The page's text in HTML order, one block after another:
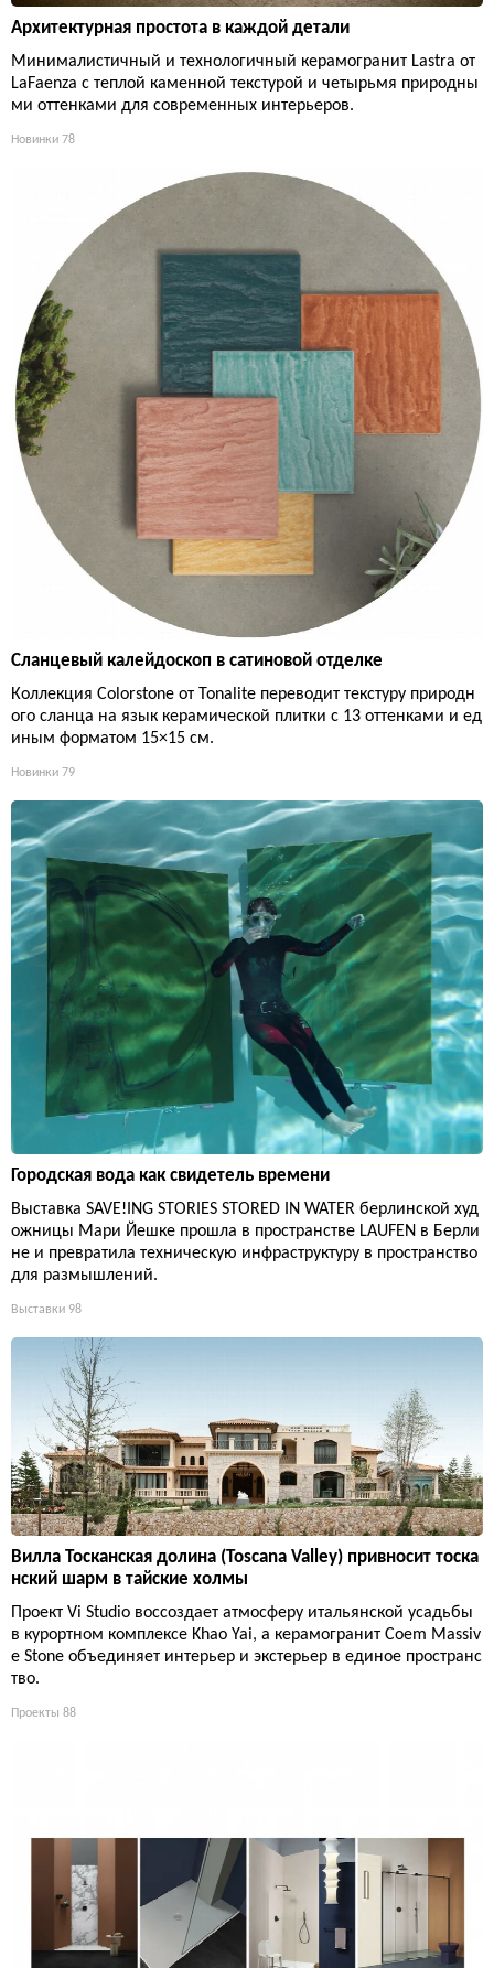
Архитектурная простота в каждой детали
Минималистичный и технологичный керамогранит Lastra от
LaFaenza с теплой каменной текстурой и четырьмя природны
ми оттенками для современных интерьеров.
Новинки 78
Сланцевый калейдоскоп в сатиновой отделке
Коллекция Colorstone от Tonalite переводит текстуру природн
ого сланца на язык керамической плитки с 13 оттенками и ед
иным форматом 15×15 см.
Новинки 79
Городская вода как свидетель времени
Выставка SAVE!ING STORIES STORED IN WATER берлинской худ
ожницы Мари Йешке прошла в пространстве LAUFEN в Берли
не и превратила техническую инфраструктуру в пространство
для размышлений.
Выставки 98
Вилла Тосканская долина (Toscana Valley) привносит тоска
нский шарм в тайские холмы
Проект Vi Studio воссоздает атмосферу итальянской усадьбы
в курортном комплексе Khao Yai, а керамогранит Coem Massiv
e Stone объединяет интерьер и экстерьер в единое пространс
тво.
Проекты 88